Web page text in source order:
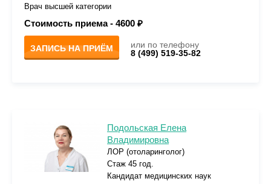
Врач высшей категории
Стоимость приема - 4600 ₽
ЗАПИСЬ НА ПРИЁМ
или по телефону
8 (499) 519-35-82
Подольская Елена
Владимировна
ЛОР (отоларинголог)
Стаж 45 год.
Кандидат медицинских наук